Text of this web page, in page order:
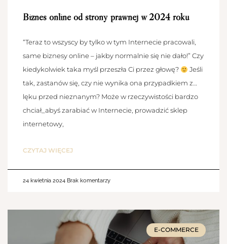
Biznes online od strony prawnej w 2024 roku
“Teraz to wszyscy by tylko w tym Internecie pracowali,
same biznesy online – jakby normalnie się nie dało!” Czy
kiedykolwiek taka myśl przeszła Ci przez głowę?
Jeśli
tak, zastanów się, czy nie wynika ona przypadkiem z…
lęku przed nieznanym? Może w rzeczywistości bardzo
chciał_abyś zarabiać w Internecie, prowadzić sklep
internetowy,
CZYTAJ WIĘCEJ
24 kwietnia 2024 Brak komentarzy
E-COMMERCE